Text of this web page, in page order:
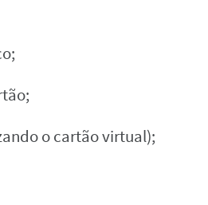
o cartão virtual);